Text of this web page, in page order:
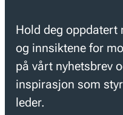
Hold deg oppdatert
og innsiktene for
på vårt nyhetsbrev
inspirasjon som
leder.